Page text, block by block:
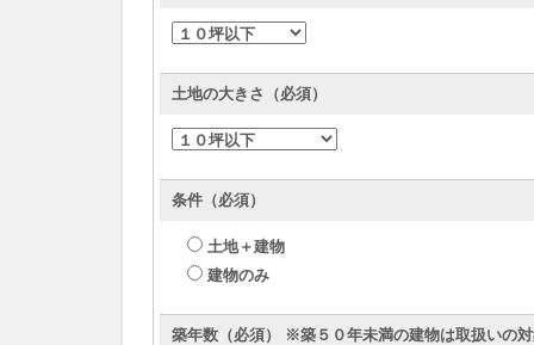
土地の大きさ（必須）
条件（必須）
土地＋建物
建物のみ
築年数（必須） ※築５０年未満の建物は取扱いの